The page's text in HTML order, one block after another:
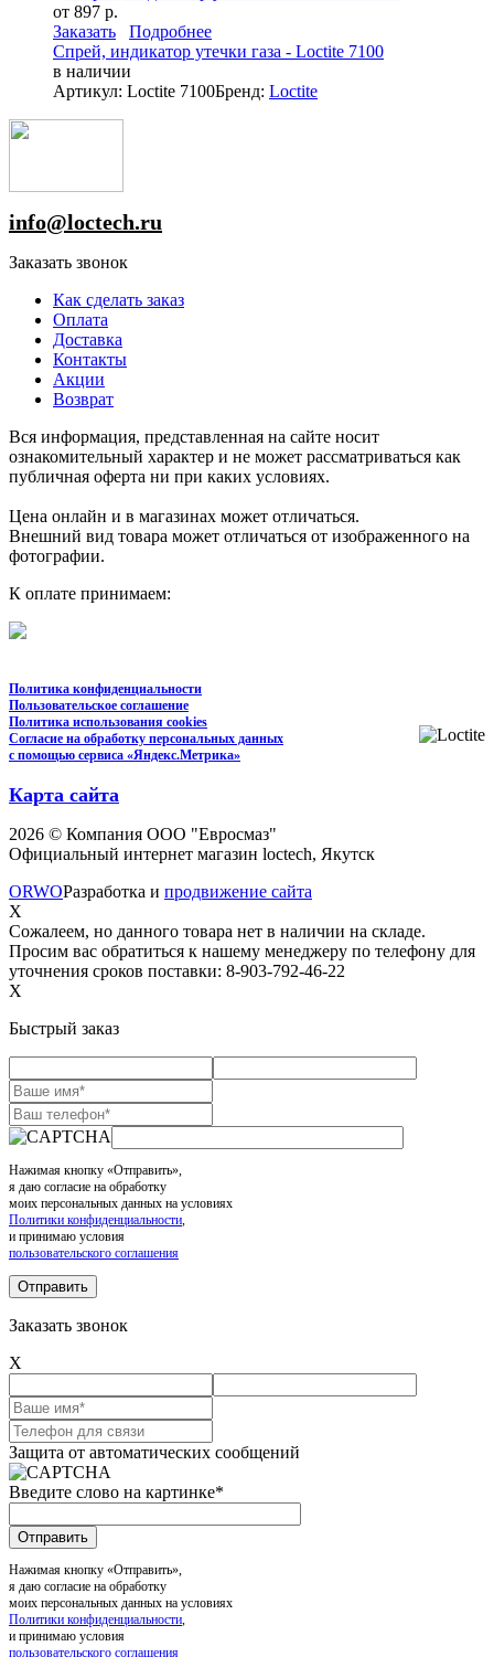
от 897 р.
Заказать
Подробнее
Спрей, индикатор утечки газа - Loctite 7100
в наличии
Артикул: Loctite 7100Бренд: Loctite
info@loctech.ru
Заказать звонок
Как сделать заказ
Оплата
Доставка
Контакты
Акции
Возврат
Вся информация, представленная на сайте носит
ознакомительный характер и не может рассматриваться как
публичная оферта ни при каких условиях.
Цена онлайн и в магазинах может отличаться.
Внешний вид товара может отличаться от изображенного на
фотографии.
К оплате принимаем:
Политика конфиденциальности
Пользовательское соглашение
Политика использования cookies
Согласие на обработку персональных данных
с помощью сервиса «Яндекс.Метрика»
Карта сайта
2026 © Компания ООО "Евросмаз"
Официальный интернет магазин loctech, Якутск
ORWOРазработка и продвижение сайта
X
Сожалеем, но данного товара нет в наличии на складе.
Просим вас обратиться к нашему менеджеру по телефону для
уточнения сроков поставки: 8-903-792-46-22
X
Быстрый заказ
Нажимая кнопку «Отправить»,
я даю согласие на обработку
моих персональных данных на условиях
Политики конфиденциальности
и принимаю условия
пользовательского соглашения
Заказать звонок
X
Защита от автоматических сообщений
Введите слово на картинке*
Нажимая кнопку «Отправить»,
я даю согласие на обработку
моих персональных данных на условиях
Политики конфиденциальности
и принимаю условия
пользовательского соглашения